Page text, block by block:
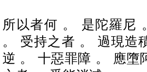
所以者何 。 是陀羅尼
。 受持之者 。 過現造
逆 。 十惡罪障 。 應墮